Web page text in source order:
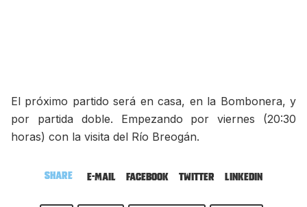
El próximo partido será en casa, en la Bombonera, y
por partida doble. Empezando por viernes (20:30
horas) con la visita del Río Breogán.
Share E-mail Facebook Twitter LinkedIn